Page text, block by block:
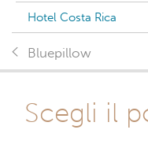
Hotel Costa Rica
Bluepillow
Scegli il